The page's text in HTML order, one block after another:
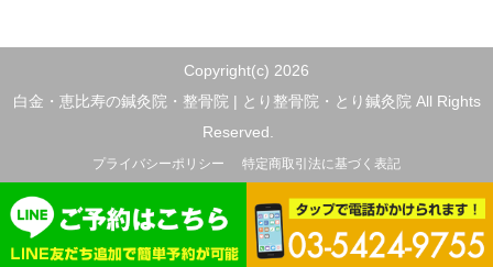
Copyright(c) 2026
白金・恵比寿の鍼灸院・整骨院 | とり整骨院・とり鍼灸院 All Rights
Reserved.
プライバシーポリシー 特定商取引法に基づく表記